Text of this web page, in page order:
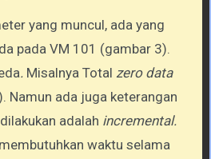
yang muncul, ada yang
pada VM 101 (gambar 3).
.Misalnya Total zero data
Namun ada juga keterangan
adalah incremental.
waktu selama